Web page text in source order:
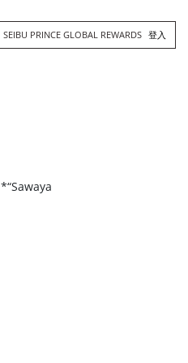
SEIBU PRINCE GLOBAL REWARDS 登入